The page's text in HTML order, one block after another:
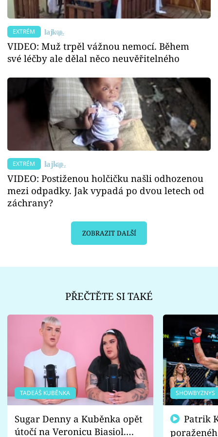
EXTRÉM
VIDEO: Muž trpěl vážnou nemocí. Během
své léčby ale dělal něco neuvěřitelného
EXTRÉM
VIDEO: Postiženou holčičku našli odhozenou
mezi odpadky. Jak vypadá po dvou letech od
záchrany?
ZOBRAZIT DALŠÍ
PŘEČTĚTE SI TAKÉ
TADEÁŠ KUBĚNKA
Sugar Denny a Kuběnka opět
útočí na Veronicu Biasiol.
SHOWBYZNYS